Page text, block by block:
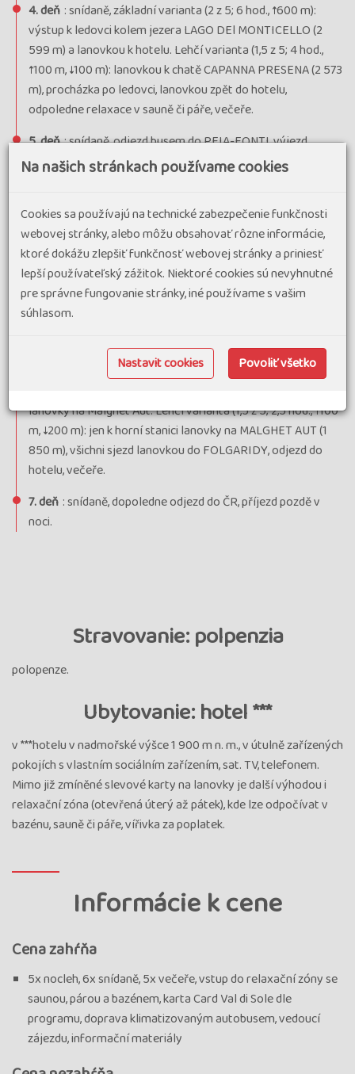
4. deň : snídaně, základní varianta (2 z 5; 6 hod., ↑600 m):
výstup k ledovci kolem jezera LAGO DEl MONTICELLO (2
599 m) a lanovkou k hotelu. Lehčí varianta (1,5 z 5; 4 hod.,
↑100 m, ↓100 m): lanovkou k chatě CAPANNA PRESENA (2 573
m), procházka po ledovci, lanovkou zpět do hotelu,
odpoledne relaxace v sauně či páře, večeře.
5. deň : snídaně, odjezd busem do PEIA-FONTI, výjezd
lanovkou až k chatě RIFUGIO DOSS SEI CEMBRI (2 315 m),
základní varianta (2 z 5; 6 hod., ↓650 m): přes MALGA SALINE
městečka PEIO (1 660 m). Lehčí varianta (1,5 z 5; 4 hod., ↓400
m): sestup od lanovky do TARLENTA (2 000 m), všichni odjezd
busem do hotelu, večeře.
6. deň : snídaně, busem do COMMEZZADURA, výjezd
lanovkou až na VAL MASTELLINA (1 780 m), základní varianta
DELLE MALGHETTE (1 890 m), kde se lze občerstvit u chaty,
dále k salaši MALGA FOLGARIDA DI DIMARO (1 662 m), kde
lanovky na Malghet Aut. Lehčí varianta (1,5 z 5; 2,5 hod., ↑100
m, ↓200 m): jen k horní stanici lanovky na MALGHET AUT (1
850 m), všichni sjezd lanovkou do FOLGARIDY, odjezd do
hotelu, večeře.
7. deň : snídaně, dopoledne odjezd do ČR, příjezd pozdě v
noci.
Stravovanie: polpenzia
polopenze.
Ubytovanie: hotel ***
v ***hotelu v nadmořské výšce 1 900 m n. m., v útulně zařízených
pokojích s vlastním sociálním zařízením, sat. TV, telefonem.
Mimo již zmíněné slevové karty na lanovky je další výhodou i
relaxační zóna (otevřená úterý až pátek), kde lze odpočívat v
bazénu, sauně či páře, vířivka za poplatek.
Informácie k cene
Cena zahŕňa
5x nocleh, 6x snídaně, 5x večeře, vstup do relaxační zóny se
saunou, párou a bazénem, karta Card Val di Sole dle
programu, doprava klimatizovaným autobusem, vedoucí
zájezdu, informační materiály
Na našich stránkach používame cookies
Cookies sa používajú na technické zabezpečenie funkčnosti
webovej stránky, alebo môžu obsahovať rôzne informácie,
ktoré dokážu zlepšiť funkčnosť webovej stránky a priniesť
lepší používateľský zážitok. Niektoré cookies sú nevyhnutné
pre správne fungovanie stránky, iné používame s vašim
súhlasom.
Nastavit cookies Povoliť všetko